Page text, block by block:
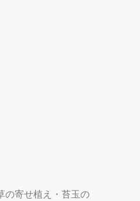
の寄せ植え・苔玉の